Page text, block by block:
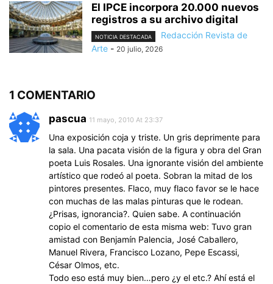
El IPCE incorpora 20.000 nuevos
registros a su archivo digital
NOTICIA DESTACADA
Redacción Revista de
Arte - 20 julio, 2026
1 COMENTARIO
pascua 11 mayo, 2010 At 23:37
Una exposición coja y triste. Un gris deprimente para
la sala. Una pacata visión de la figura y obra del Gran
poeta Luis Rosales. Una ignorante visión del ambiente
artístico que rodeó al poeta. Sobran la mitad de los
pintores presentes. Flaco, muy flaco favor se le hace
con muchas de las malas pinturas que le rodean.
¿Prisas, ignorancia?. Quien sabe. A continuación
copio el comentario de esta misma web: Tuvo gran
amistad con Benjamín Palencia, José Caballero,
Manuel Rivera, Francisco Lozano, Pepe Escassi,
César Olmos, etc.
Todo eso está muy bien…pero ¿y el etc.? Ahí está el